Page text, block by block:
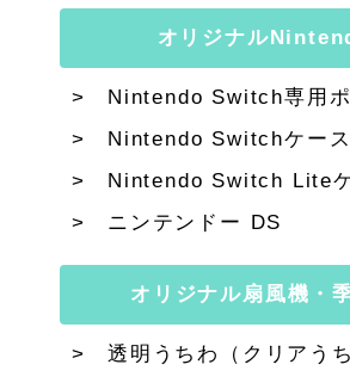
オリジナル
Nintendo Switch専用
Nintendo Switchケース
Nintendo Switch Lite
ニンテンドー DS
オリジナル扇風機・
透明うちわ（クリアうち